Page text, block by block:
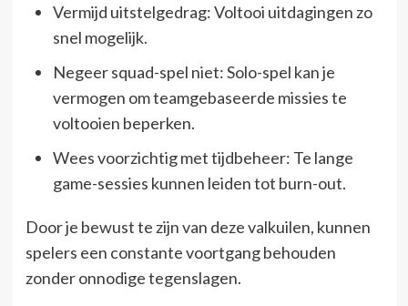
Vermijd uitstelgedrag: Voltooi uitdagingen zo
snel mogelijk.
Negeer squad-spel niet: Solo-spel kan je
vermogen om teamgebaseerde missies te
voltooien beperken.
Wees voorzichtig met tijdbeheer: Te lange
game-sessies kunnen leiden tot burn-out.
Door je bewust te zijn van deze valkuilen, kunnen
spelers een constante voortgang behouden
zonder onnodige tegenslagen.